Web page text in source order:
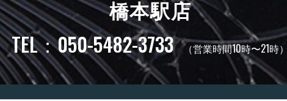
橋本駅店
TEL：050-5482-3733 （営業時間10時〜21時